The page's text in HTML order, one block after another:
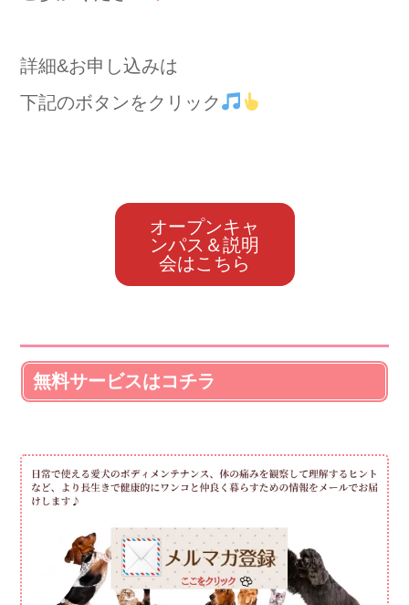
詳細&お申し込みは
下記のボタンをクリック
オープンキャ
ンパス＆説明
会はこちら
無料サービスはコチラ